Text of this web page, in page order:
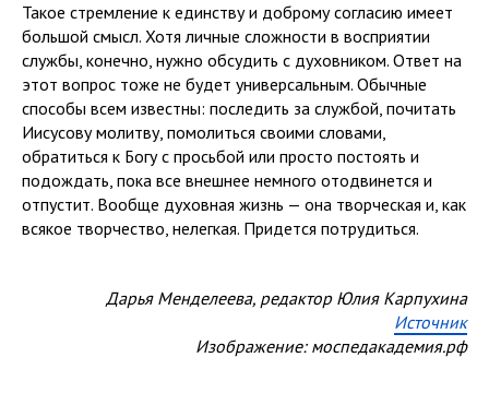
Такое стремление к единству и доброму согласию имеет
большой смысл. Хотя личные сложности в восприятии
службы, конечно, нужно обсудить с духовником. Ответ на
этот вопрос тоже не будет универсальным. Обычные
способы всем известны: последить за службой, почитать
Иисусову молитву, помолиться своими словами,
обратиться к Богу с просьбой или просто постоять и
подождать, пока все внешнее немного отодвинется и
отпустит. Вообще духовная жизнь — она творческая и, как
всякое творчество, нелегкая. Придется потрудиться.
Дарья Менделеева, редактор Юлия Карпухина
Источник
Изображение: моспедакадемия.рф